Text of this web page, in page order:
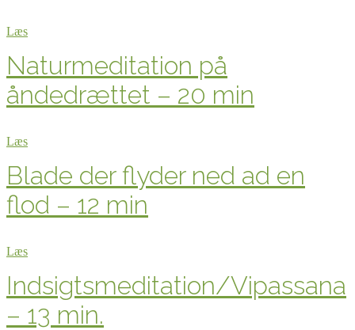
Læs
Naturmeditation på
åndedrættet – 20 min
Læs
Blade der flyder ned ad en
flod – 12 min
Læs
Indsigtsmeditation/Vipassana
– 13 min.